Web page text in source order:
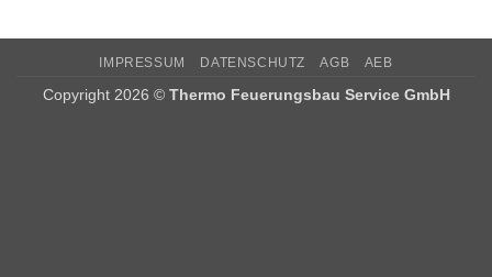
IMPRESSUM DATENSCHUTZ AGB AEB
Copyright 2026 © Thermo Feuerungsbau Service GmbH